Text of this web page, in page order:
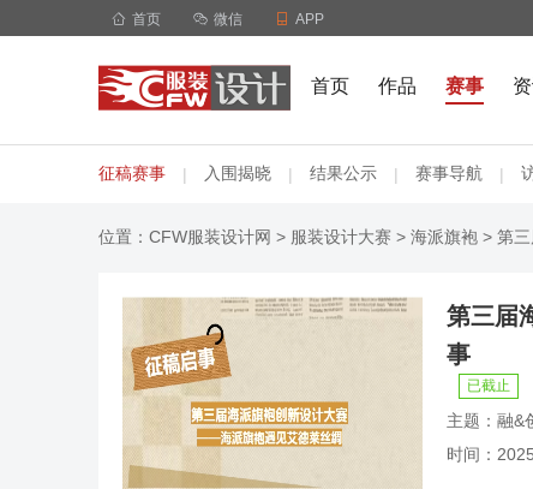
 首页  微信  APP
首页 作品 赛事
征稿赛事 | 入围揭晓 | 结果公示 | 赛事导航 |
位置： CFW服装设计网 > 服装设计大赛 > 海派旗袍 > 第
第三届
事
已截止
主题：融&
时间：